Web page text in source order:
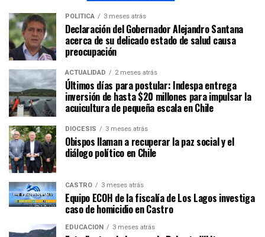
POLÍTICA 3 meses atrás
Declaración del Gobernador Alejandro Santana
acerca de su delicado estado de salud causa
preocupación
ACTUALIDAD 2 meses atrás
Últimos días para postular: Indespa entrega
inversión de hasta $20 millones para impulsar la
acuicultura de pequeña escala en Chile
DIÓCESIS 3 meses atrás
Obispos llaman a recuperar la paz social y el
diálogo político en Chile
CASTRO 3 meses atrás
Equipo ECOH de la fiscalía de Los Lagos investiga
caso de homicidio en Castro
EDUCACIÓN 3 meses atrás